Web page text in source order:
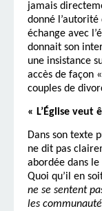
jamais
donné
échange avec
donnait son
une insistance
accès de façon
couples de
« L’Église veut
Dans son texte
ne dit pas
abordée dans
Quoi qu’il en
ne se sentent
les